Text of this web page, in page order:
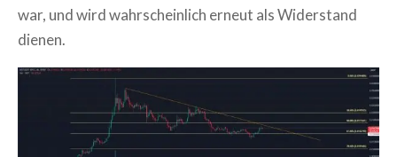
war, und wird wahrscheinlich erneut als Widerstand
dienen.